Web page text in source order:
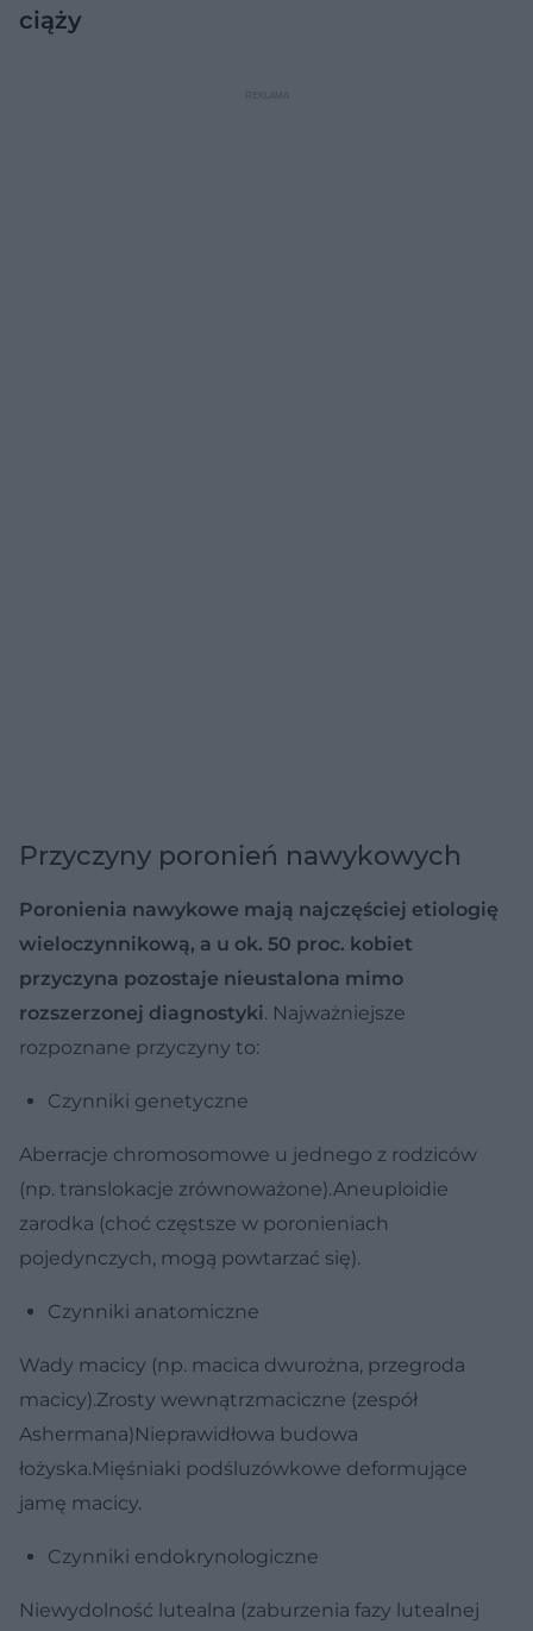
ciąży
Przyczyny poronień nawykowych
Poronienia nawykowe mają najczęściej etiologię
wieloczynnikową, a u ok. 50 proc. kobiet
przyczyna pozostaje nieustalona mimo
rozszerzonej diagnostyki. Najważniejsze
rozpoznane przyczyny to:
Czynniki genetyczne
Aberracje chromosomowe u jednego z rodziców
(np. translokacje zrównoważone).Aneuploidie
zarodka (choć częstsze w poronieniach
pojedynczych, mogą powtarzać się).
Czynniki anatomiczne
Wady macicy (np. macica dwurożna, przegroda
macicy).Zrosty wewnątrzmaciczne (zespół
Ashermana)Nieprawidłowa budowa
łożyska.Mięśniaki podśluzówkowe deformujące
jamę macicy.
Czynniki endokrynologiczne
Niewydolność lutealna (zaburzenia fazy lutealnej